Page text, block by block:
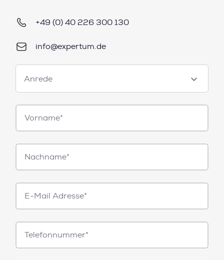
+49 (0) 40 226 300 130
info@expertum.de
Anrede
Anrede
Vorname*
Nachname*
E-
Mail*
Telefonnummer